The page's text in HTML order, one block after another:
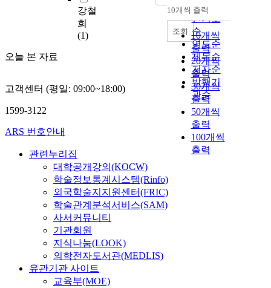
강철
희
(1)
오늘 본 자료
순
인기도
순
연도순
제목순
저자순
발행기
관순
내림차순
10개씩 출력
10개씩
출력
20개씩
출력
30개씩
출력
50개씩
출력
100개씩
출력
조회
고객센터 (평일: 09:00~18:00)
1599-3122
ARS 번호안내
관련누리집
대학공개강의(KOCW)
학술정보통계시스템(Rinfo)
외국학술지지원센터(FRIC)
학술관계분석서비스(SAM)
사서커뮤니티
기관회원
지식나눔(LOOK)
의학전자도서관(MEDLIS)
유관기관 사이트
교육부(MOE)